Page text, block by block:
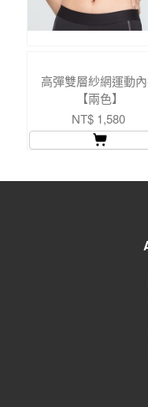
高彈雙層紗網運動
【兩色】
NT$ 1,580